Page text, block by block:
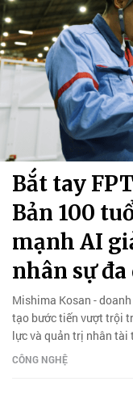
Bắt tay
Bản 100
mạnh AI
nhân sự đa
Mishima Kosan -
tạo bước tiến vượt trội
lực và quản trị nhân tài
pháp FPT AI Mentor.
CÔNG NGHỆ